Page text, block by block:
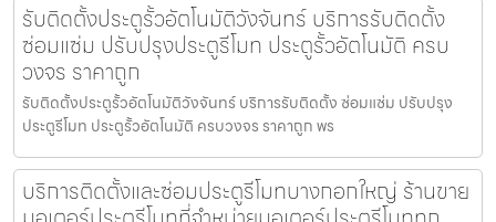
รับติดตั้งประตูรั้วอัตโนมัติวังจันทร์ บริการรับติดตั้ง
ซ่อมแซ่ม ปรับปรุงประตูรีโมท ประตูรั้วอัตโนมัติ ครบ
วงจร ราคาถูก
รับติดตั้งประตูรั้วอัตโนมัติวังจันทร์ บริการรับติดตั้ง ซ่อมแซ่ม ปรับปรุง
ประตูรีโมท ประตูรั้วอัตโนมัติ ครบวงจร ราคาถูก พร
บริการติดตั้งและซ่อมประตูรีโมทบางกอกใหญ่ ร้านขาย